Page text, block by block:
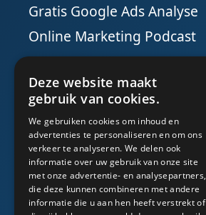
Gratis Google Ads Analyse
Online Marketing Podcast
Social Media
Deze website maakt
gebruik van cookies.
We gebruiken cookies om inhoud en
advertenties te personaliseren en om ons
verkeer te analyseren. We delen ook
informatie over uw gebruik van onze site
met onze advertentie- en analysepartners,
die deze kunnen combineren met andere
informatie die u aan hen heeft verstrekt of